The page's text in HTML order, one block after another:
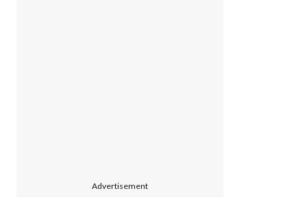
Advertisement